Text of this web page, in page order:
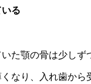
る
た顎の骨は少しず
なり、 入れ歯から